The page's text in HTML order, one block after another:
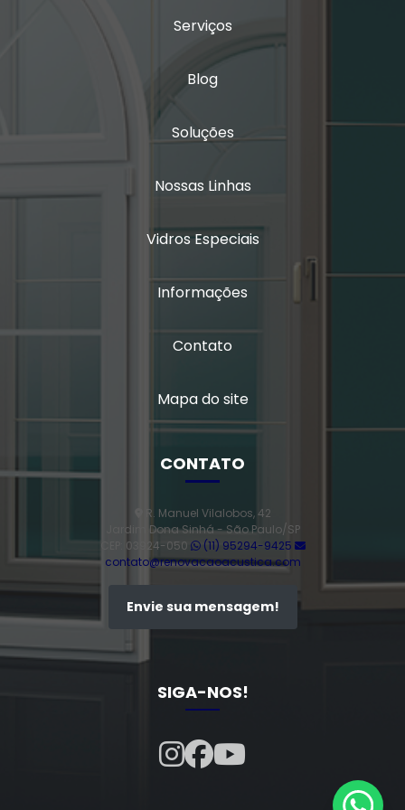
Porta de giro 2 folhas alumínio
Vidro duplo acústico
Vidro insulado com persiana
Vidro multilaminado acústico
Vidro triplo
Serviços
Blog
Soluções
Nossas Linhas
Vidros Especiais
Informações
Contato
Mapa do site
CONTATO
R. Manuel Vilalobos, 42
Jardim Dona Sinhá - São Paulo/SP
CEP: 03924-050
(11) 95294-9425
contato@renovacaoacustica.com
Envie sua mensagem!
SIGA-NOS!